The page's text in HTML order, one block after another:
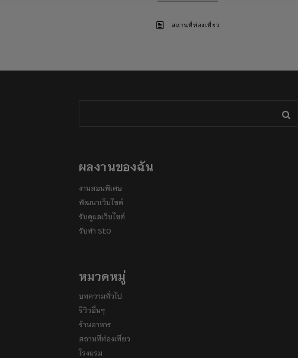
สถานที่ท่องเที่ยว
ผลงานของฉัน
งานสอนพิเศษ
พัฒนาเว็บไซต์
รับดูแลเว็บไซต์
รับทำ SEO
หมวดหมู่
บทความทั่วไป
รีวิวอื่นๆ
ร้านอาหาร
สถานที่ท่องเที่ยว
โรงแรม